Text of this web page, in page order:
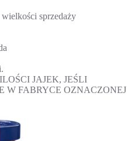
sprzedaży
JAJEK, JEŚLI
W FABRYCE OZNACZONEJ